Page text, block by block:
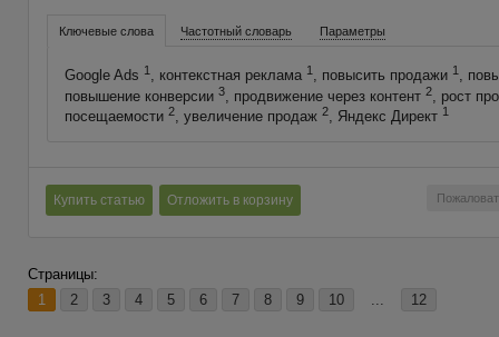
Ключевые слова Частотный словарь Параметры
Google Ads 1 , контекстная реклама 1 , повысить продажи 1 ,
повышение конверсии 3, продвижение через контент 2, рост
посещаемости 2, увеличение продаж 2, Яндекс Директ 1
Купить статью Отложить в корзину
Страницы:
1
2 3 4 5 6 7 8 9 10 ... 12